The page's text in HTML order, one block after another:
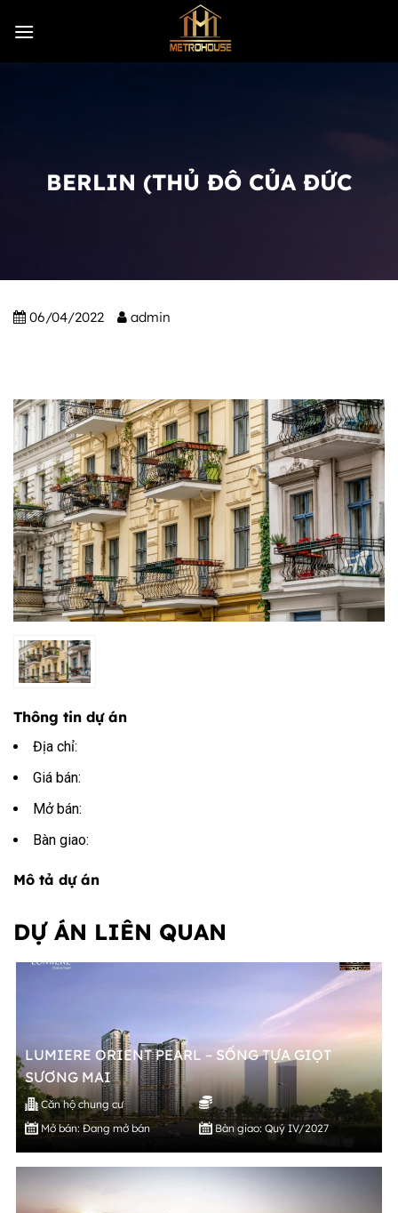
BERLIN (THỦ ĐÔ CỦA ĐỨC
06/04/2022 admin
Thông tin dự án
Địa chỉ:
Giá bán:
Mở bán:
Bàn giao:
Mô tả dự án
DỰ ÁN LIÊN QUAN
LUMIERE ORIENT PEARL – SỐNG TỰA GIỌT
SƯƠNG MAI
Căn hộ chung cư
Mở bán: Đang mở bán
Bàn giao: Quý IV/2027